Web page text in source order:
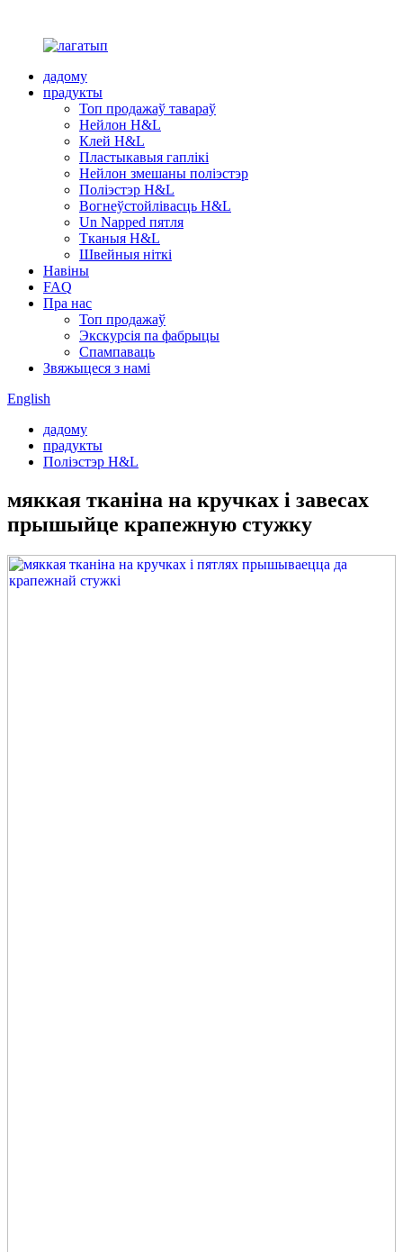
дадому
прадукты
Топ продажаў тавараў
Нейлон H&L
Клей H&L
Пластыкавыя гаплікі
Нейлон змешаны поліэстэр
Поліэстэр H&L
Вогнеўстойлівасць H&L
Un Napped пятля
Тканыя H&L
Швейныя ніткі
Навіны
FAQ
Пра нас
Топ продажаў
Экскурсія па фабрыцы
Спампаваць
Звяжыцеся з намі
English
дадому
прадукты
Поліэстэр H&L
мяккая тканіна на кручках і завесах
прышыйце крапежную стужку